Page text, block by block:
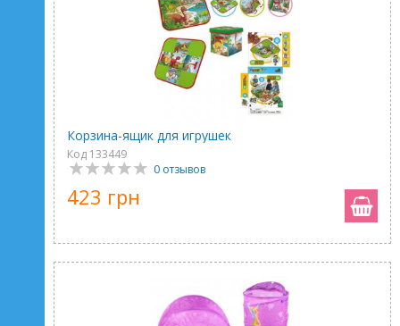
Корзина-ящик для игрушек
Код 133449
0 отзывов
423 грн